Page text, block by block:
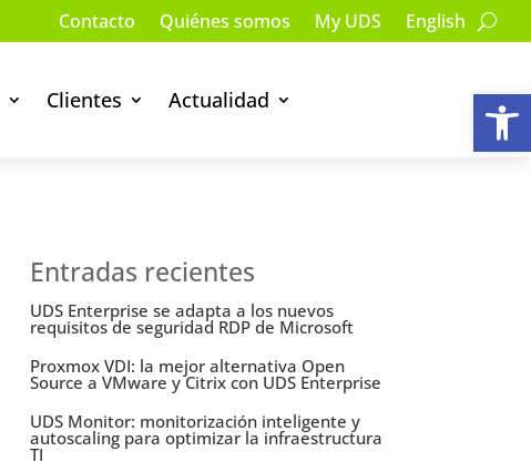
Contacto Quiénes somos My UDS English
Clientes Actualidad
Entradas recientes
UDS Enterprise se adapta a los nuevos
requisitos de seguridad RDP de Microsoft
Proxmox VDI: la mejor alternativa Open
Source a VMware y Citrix con UDS Enterprise
UDS Monitor: monitorización inteligente y
autoscaling para optimizar la infraestructura
TI